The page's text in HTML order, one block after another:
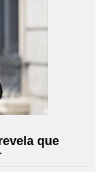
que